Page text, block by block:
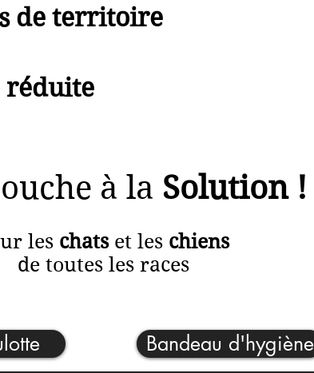
de territoire
à la Solution !
les chatset les chiens
de toutes les races
Bandeau d'hygiène